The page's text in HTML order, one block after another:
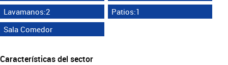
Lavamanos:2
Patios:1
Sala Comedor
Características del sector